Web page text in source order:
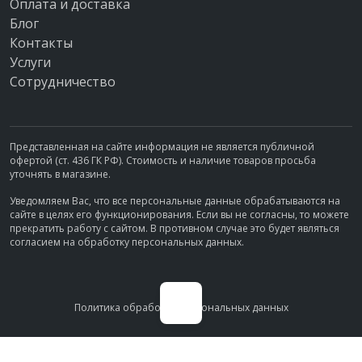
Оплата и доставка
Блог
Контакты
Услуги
Сотрудничество
Представленная на сайте информация не является публичной
офертой (ст. 436 ГК РФ). Стоимость и наличие товаров просьба
уточнять в магазине.
Уведомляем Вас, что все персональные данные обрабатываются на
сайте в целях его функционирования. Если вы не согласны, то можете
прекратить работу с сайтом. В противном случае это будет являться
согласием на обработку персональных данных.
Политика обработки персональных данных